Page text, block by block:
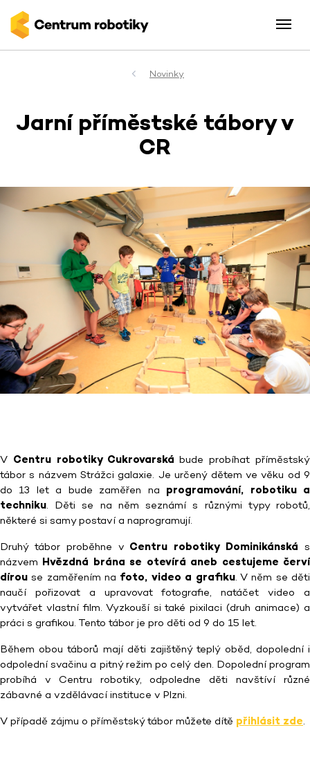
Novinky
Jarní příměstské tábory v
CR
V Centru robotiky Cukrovarská bude probíhat příměstský
tábor s názvem Strážci galaxie. Je určený dětem ve věku od 9
do 13 let a bude zaměřen na programování, robotiku a
techniku. Děti se na něm seznámí s různými typy robotů,
některé si samy postaví a naprogramují.
Druhý tábor proběhne v Centru robotiky Dominikánská s
názvem Hvězdná brána se otevírá aneb cestujeme červí
dírou se zaměřením na foto, video a grafiku. V něm se děti
naučí pořizovat a upravovat fotografie, natáčet video a
vytvářet vlastní film. Vyzkouší si také pixilaci (druh animace) a
práci s grafikou. Tento tábor je pro děti od 9 do 15 let.
Během obou táborů mají děti zajištěný teplý oběd, dopolední i
odpolední svačinu a pitný režim po celý den. Dopolední program
probíhá v Centru robotiky, odpoledne děti navštíví různé
zábavné a vzdělávací instituce v Plzni.
V případě zájmu o příměstský tábor můžete dítě přihlásit zde.